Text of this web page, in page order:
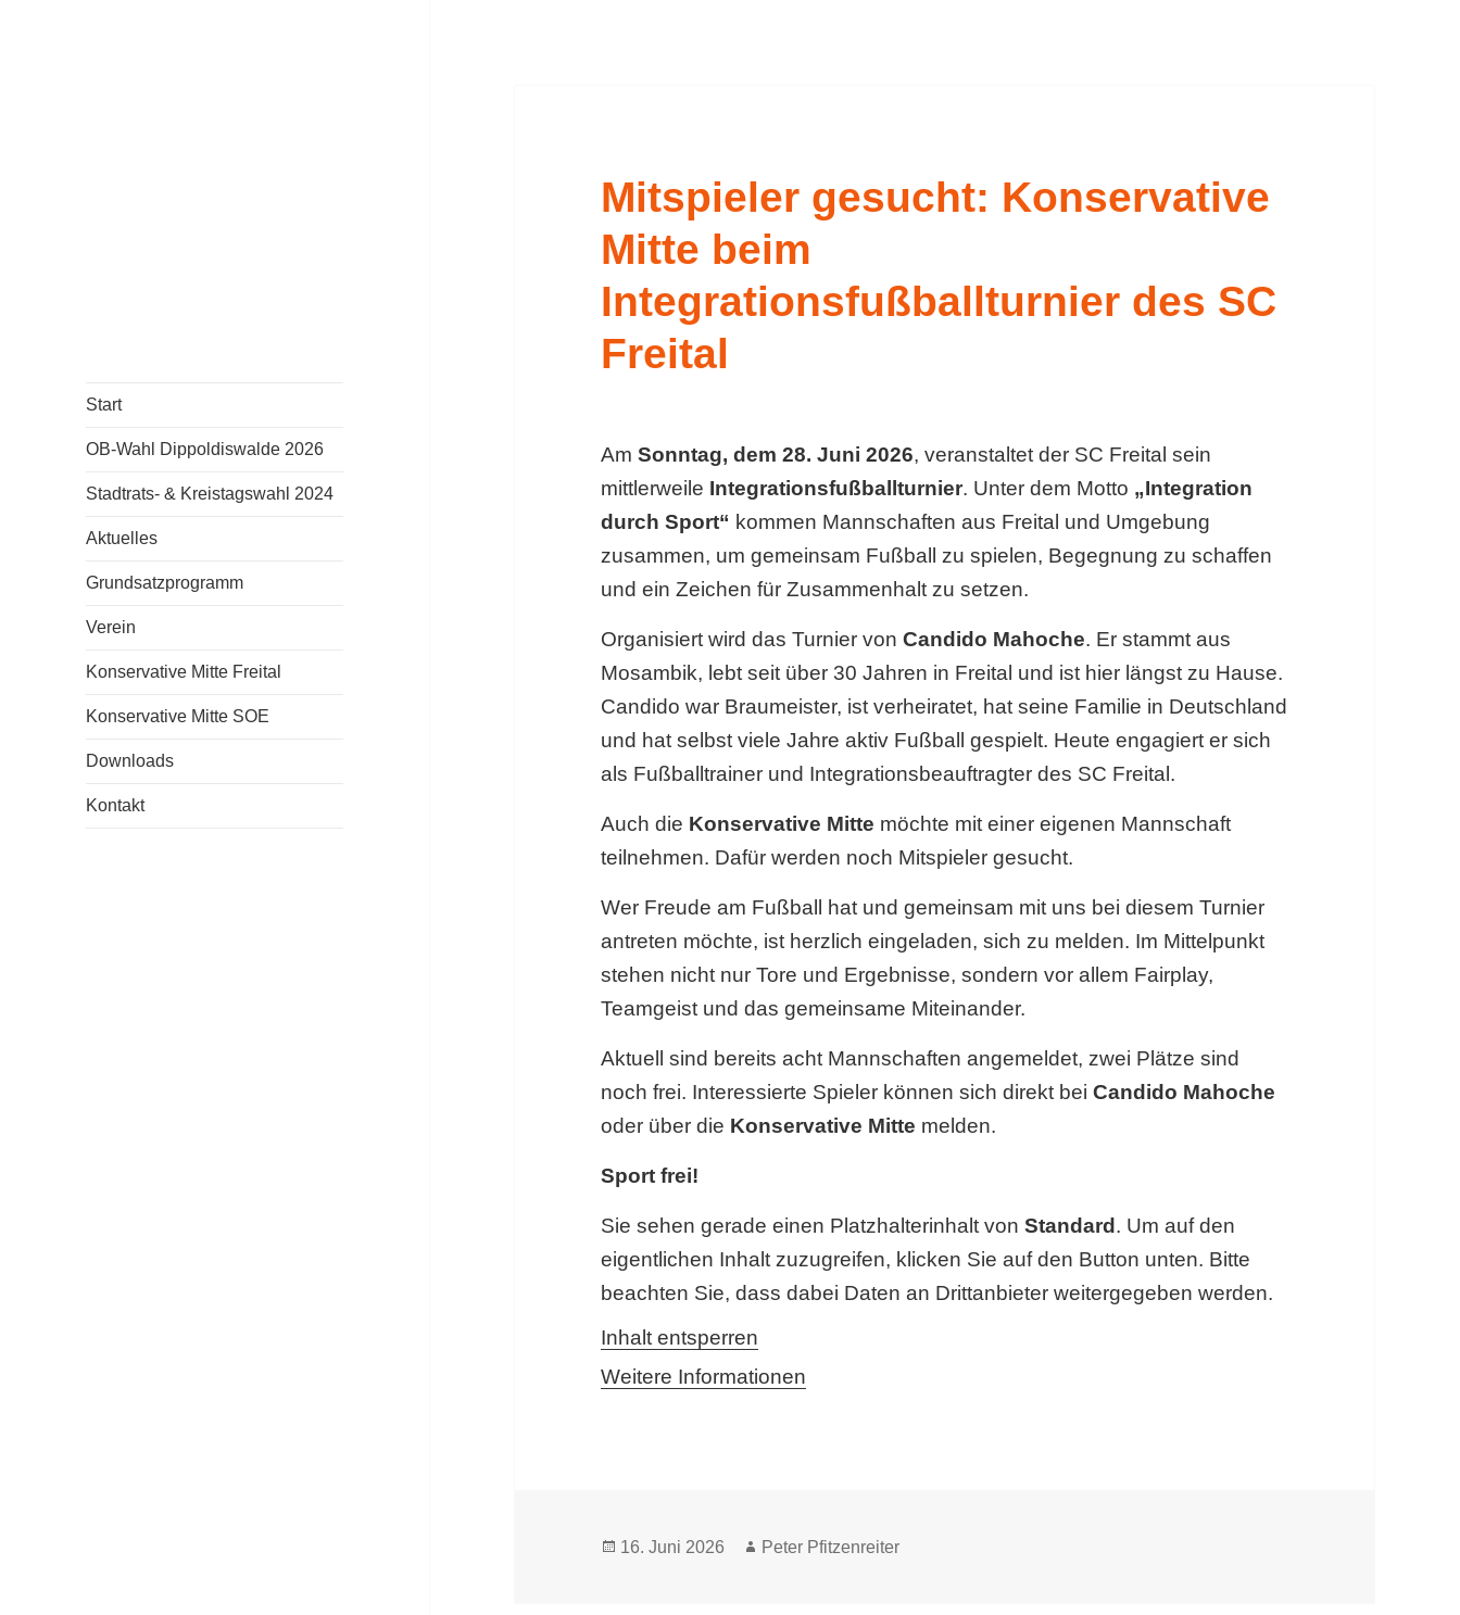
Start
OB-Wahl Dippoldiswalde 2026
Stadtrats- & Kreistagswahl 2024
Aktuelles
Grundsatzprogramm
Verein
Konservative Mitte Freital
Konservative Mitte SOE
Downloads
Kontakt
Mitspieler gesucht: Konservative
Mitte beim
Integrationsfußballturnier des SC
Freital
AmSonntag, dem 28. Juni 2026, veranstaltet der SC Freital sein
mittlerweile Integrationsfußballturnier. Unter dem Motto „Integration
durch Sport“ kommen Mannschaften aus Freital und Umgebung
zusammen, um gemeinsam Fußball zu spielen, Begegnung zu schaffen
und ein Zeichen für Zusammenhalt zu setzen.
Organisiert wird das Turnier vonCandido Mahoche. Er stammt aus
Mosambik, lebt seit über 30 Jahren in Freital und ist hier längst zu Hause.
Candido war Braumeister, ist verheiratet, hat seine Familie in Deutschland
und hat selbst viele Jahre aktiv Fußball gespielt. Heute engagiert er sich
als Fußballtrainer und Integrationsbeauftragter des SC Freital.
Auch die Konservative Mitte möchte mit einer eigenen Mannschaft
teilnehmen. Dafür werden noch Mitspieler gesucht.
Wer Freude am Fußball hat und gemeinsam mit uns bei diesem Turnier
antreten möchte, ist herzlich eingeladen, sich zu melden. Im Mittelpunkt
stehen nicht nur Tore und Ergebnisse, sondern vor allem Fairplay,
Teamgeist und das gemeinsame Miteinander.
Aktuell sind bereits acht Mannschaften angemeldet, zwei Plätze sind
noch frei. Interessierte Spieler können sich direkt beiCandido Mahoche
oder über die Konservative Mitte melden.
Sport frei!
Sie sehen gerade einen Platzhalterinhalt vonStandard . Um auf den
eigentlichen Inhalt zuzugreifen, klicken Sie auf den Button unten. Bitte
beachten Sie, dass dabei Daten an Drittanbieter weitergegeben werden.
Inhalt entsperren
Weitere Informationen
Veröffentlicht
16. Juni 2026 Autor
Peter Pfitzenreiter